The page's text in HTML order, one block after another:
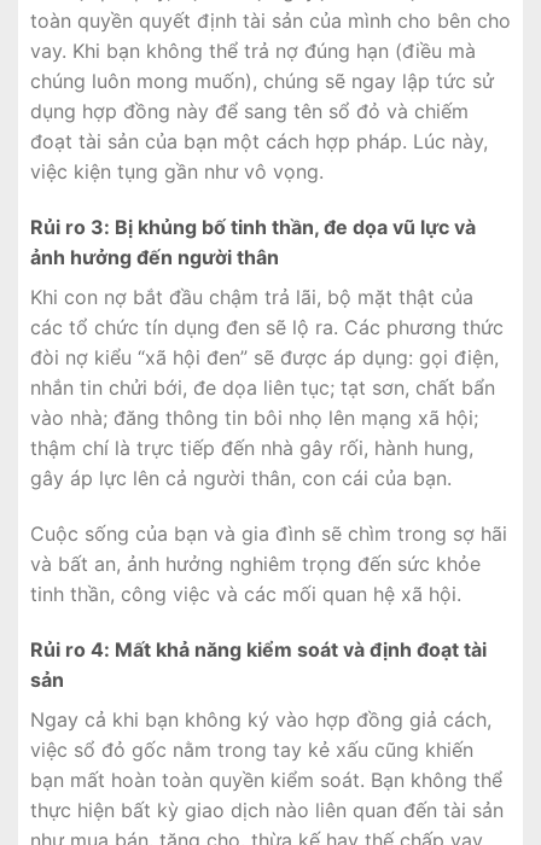
toàn quyền quyết định tài sản của mình cho bên cho
vay. Khi bạn không thể trả nợ đúng hạn (điều mà
chúng luôn mong muốn), chúng sẽ ngay lập tức sử
dụng hợp đồng này để sang tên sổ đỏ và chiếm
đoạt tài sản của bạn một cách hợp pháp. Lúc này,
việc kiện tụng gần như vô vọng.
Rủi ro 3: Bị khủng bố tinh thần, đe dọa vũ lực và
ảnh hưởng đến người thân
Khi con nợ bắt đầu chậm trả lãi, bộ mặt thật của
các tổ chức tín dụng đen sẽ lộ ra. Các phương thức
đòi nợ kiểu “xã hội đen” sẽ được áp dụng: gọi điện,
nhắn tin chửi bới, đe dọa liên tục; tạt sơn, chất bẩn
vào nhà; đăng thông tin bôi nhọ lên mạng xã hội;
thậm chí là trực tiếp đến nhà gây rối, hành hung,
gây áp lực lên cả người thân, con cái của bạn.
Cuộc sống của bạn và gia đình sẽ chìm trong sợ hãi
và bất an, ảnh hưởng nghiêm trọng đến sức khỏe
tinh thần, công việc và các mối quan hệ xã hội.
Rủi ro 4: Mất khả năng kiểm soát và định đoạt tài
sản
Ngay cả khi bạn không ký vào hợp đồng giả cách,
việc sổ đỏ gốc nằm trong tay kẻ xấu cũng khiến
bạn mất hoàn toàn quyền kiểm soát. Bạn không thể
thực hiện bất kỳ giao dịch nào liên quan đến tài sản
như mua bán, tặng cho, thừa kế hay thế chấp vay